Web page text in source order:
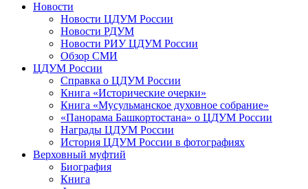
Новости
Новости ЦДУМ России
Новости РДУМ
Новости РИУ ЦДУМ России
Обзор СМИ
ЦДУМ России
Справка о ЦДУМ России
Книга «Исторические очерки»
Книга «Мусульманское духовное собрание»
«Панорама Башкортостана» о ЦДУМ России
Награды ЦДУМ России
История ЦДУМ России в фотографиях
Верховный муфтий
Биография
Книга